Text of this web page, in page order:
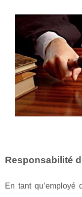
Responsabilité
En tant qu’employé